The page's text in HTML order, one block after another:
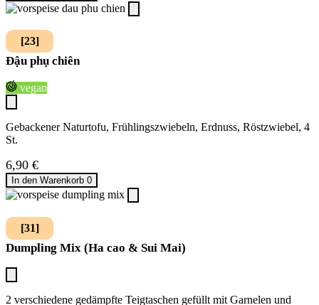
[23]
Đậu phụ chiên
vegan
Gebackener Naturtofu, Frühlingszwiebeln, Erdnuss, Röstzwiebel, 4
St.
6,90 €
In den Warenkorb 0
[31]
Dumpling Mix (Ha cao & Sui Mai)
2 verschiedene gedämpfte Teigtaschen gefüllt mit Garnelen und